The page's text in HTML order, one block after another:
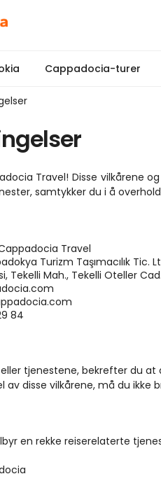
Cappadocia-turer
Travel! Disse vilkårene
samtykker du i å
Travel
Turizm Taşımacılık Tic.
Tekelli Mah., Tekelli Oteller
84
tjenestene, bekrefter du
av disse vilkårene, må du ikke
en rekke reiserelaterte